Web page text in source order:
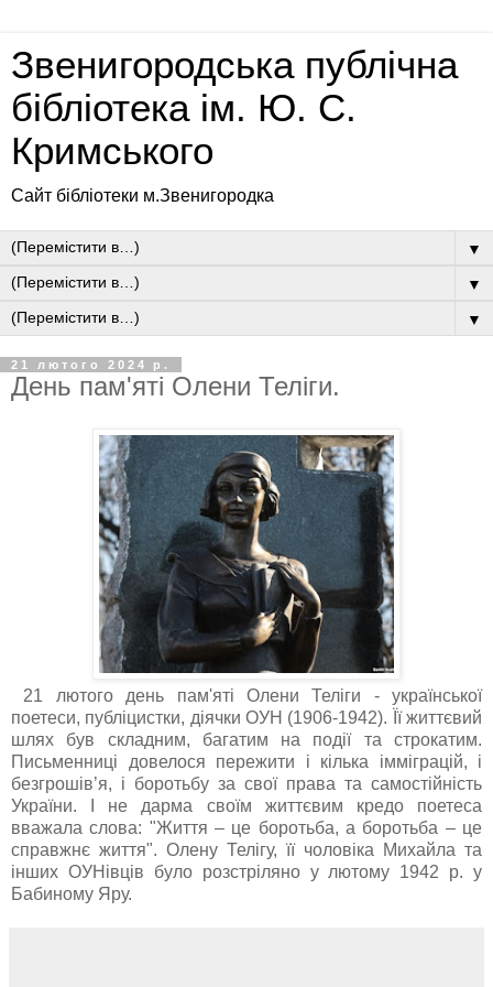
Звенигородська публічна
бібліотека ім. Ю. С.
Кримського
Сайт бібліотеки м.Звенигородка
▼
▼
▼
21 лютого 2024 р.
День пам'яті Олени Теліги.
21 лютого день пам'яті Олени Теліги - української
поетеси, публіцистки, діячки ОУН (1906-1942). Її життєвий
шлях був складним, багатим на події та строкатим.
Письменниці довелося пережити і кілька імміграцій, і
безгрошів’я, і боротьбу за свої права та самостійність
України. І не дарма своїм життєвим кредо поетеса
вважала слова: "Життя – це боротьба, а боротьба – це
справжнє життя". Олену Телігу, її чоловіка Михайла та
інших ОУНівців було розстріляно у лютому 1942 р. у
Бабиному Яру.